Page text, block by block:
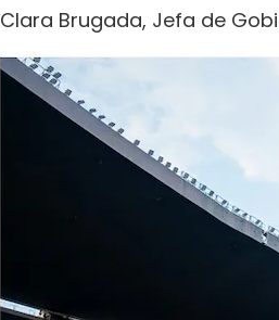
Clara Brugada, Jefa de